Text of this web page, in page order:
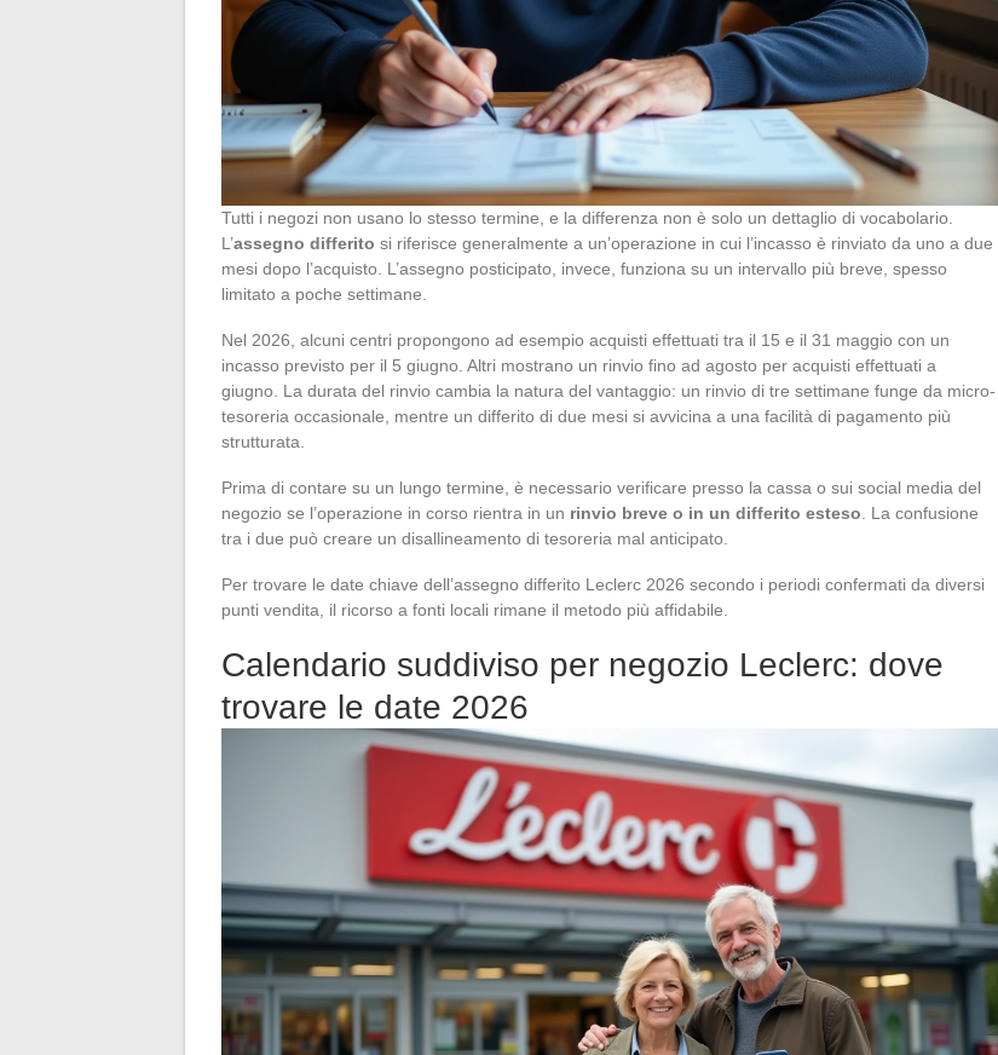
Tutti i negozi non usano lo stesso termine, e la differenza non è solo un dettaglio di vocabolario.
L’assegno differito si riferisce generalmente a un’operazione in cui l’incasso è rinviato da uno a due
mesi dopo l’acquisto. L’assegno posticipato, invece, funziona su un intervallo più breve, spesso
limitato a poche settimane.
Nel 2026, alcuni centri propongono ad esempio acquisti effettuati tra il 15 e il 31 maggio con un
incasso previsto per il 5 giugno. Altri mostrano un rinvio fino ad agosto per acquisti effettuati a
giugno. La durata del rinvio cambia la natura del vantaggio: un rinvio di tre settimane funge da micro-
tesoreria occasionale, mentre un differito di due mesi si avvicina a una facilità di pagamento più
strutturata.
Prima di contare su un lungo termine, è necessario verificare presso la cassa o sui social media del
negozio se l’operazione in corso rientra in un rinvio breve o in un differito esteso. La confusione
tra i due può creare un disallineamento di tesoreria mal anticipato.
Per trovare le date chiave dell’assegno differito Leclerc 2026 secondo i periodi confermati da diversi
punti vendita, il ricorso a fonti locali rimane il metodo più affidabile.
Calendario suddiviso per negozio Leclerc: dove
trovare le date 2026